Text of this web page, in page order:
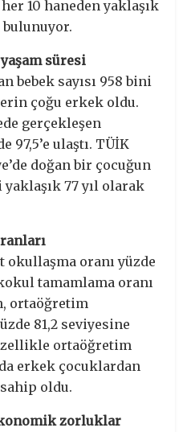
10 haneden yaklaşık
bulunuyor.
yaşam süresi
bebek sayısı 958 bini
çoğu erkek oldu.
gerçekleşen
97,5’e ulaştı. TÜİK
doğan bir çocuğun
77 yıl olarak
okullaşma oranı yüzde
tamamlama oranı
ortaöğretim
81,2 seviyesine
ortaöğretim
erkek çocuklardan
oldu.
zorluklar